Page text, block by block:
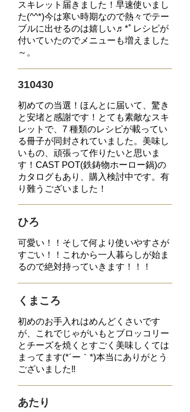
スキレット届きました！早速使いまし
た(^^*)今は寒い時期なので熱々でテー
ブルに出せるのは嬉しい♬*ﾟレシピが
付いていたのでメニューも増えました
～。
310430
初めての当選！ ほんとに届いて、驚き
と安堵と感謝です！ とても素敵なスキ
レットで、 7 種類のレシピが載ってい
る冊子が同封されていました。 美味し
いもの、頑張って作りたいと思いま
す！ CAST POT(鉄鋳物ホーロー鍋)の
カタログもあり、 購入検討中です。 有
り難うございました！
ひろ
可愛い！！そして何より使いやすさが
すごい！！ これから一人暮らしが始ま
るので絶対持っていきます！！！
くまころ
初めのお手入れはめんどくさいです
が、これでじゃがいもとブロッコリー
とチーズを焼くとすご く美味しくては
まってます(*´ー｀*)本当にありがとう
ございました‼
あたり